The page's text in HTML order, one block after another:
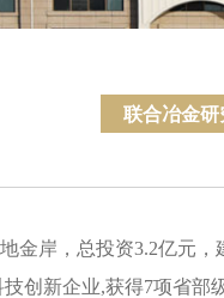
联合冶金研
金岸，总投资3.2亿元，
创新企业,获得7项省部